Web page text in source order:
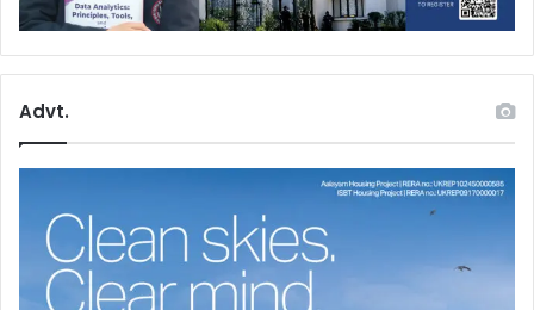
Advt.